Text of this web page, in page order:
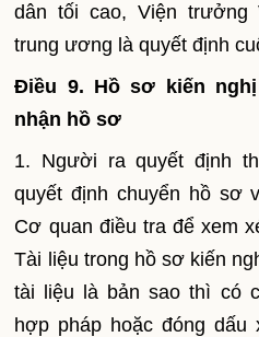
dân tối cao, Viện trưởng
trung ương là quyết định
Điều 9. Hồ sơ kiến
nhận hồ sơ
1. Người ra quyết định
quyết định chuyển hồ sơ
Cơ quan điều tra để xem
Tài liệu trong hồ sơ kiến
tài liệu là bản sao thì có
hợp pháp hoặc đóng